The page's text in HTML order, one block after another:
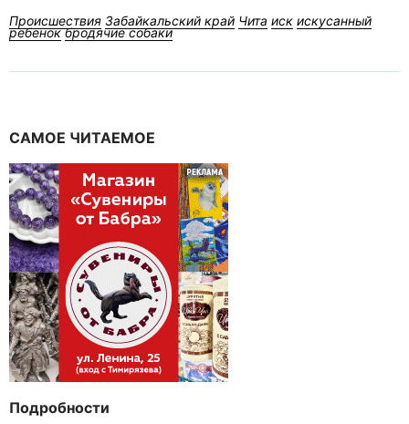
Происшествия Забайкальский край Чита иск искусанный
ребенок бродячие собаки
САМОЕ ЧИТАЕМОЕ
Подробности